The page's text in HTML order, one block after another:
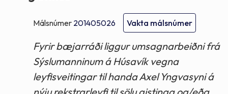
Málsnúmer 201405026 Vakta málsnúmer
Fyrir bæjarráði liggur umsagnarbeiðni frá
Sýslumanninum á Húsavík vegna
leyfisveitingar til handa Axel Yngvasyni á
nýju rekstrarleyfi til sölu gistinga og/eða